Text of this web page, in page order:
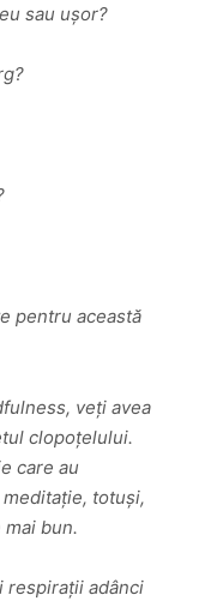
sau ușor?
pentru această
veți avea
clopoțelului.
care au
totuși,
bun.
respirații adânci